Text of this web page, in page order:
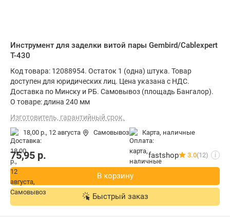
Инструмент для заделки витой пары Gembird/Cablexpert
T-430
Код товара: 12088954. Остаток 1 (одна) штука. Товар
доступен для юридических лиц. Цена указана с НДС.
Доставка по Минску и РБ. Самовывоз (площадь Бангалор).
О товаре: длина 240 мм
Изготовитель, гарантийный срок.
18,00 р., 12 августа Самовывоз карта, наличные
75,95 р. fastshop 3.0(12) i
В корзину
Быстрый заказ